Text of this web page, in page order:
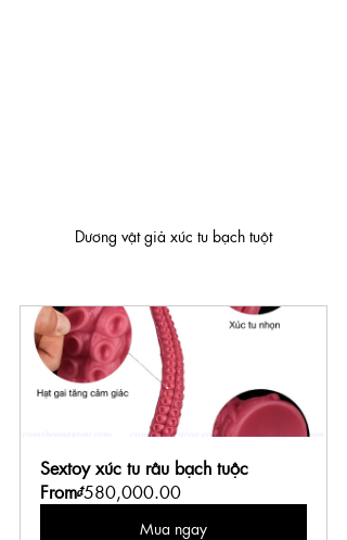
Dương vật giả xúc tu bạch tuột
Sextoy xúc tu râu bạch tuộc
From₫580,000.00
Mua ngay